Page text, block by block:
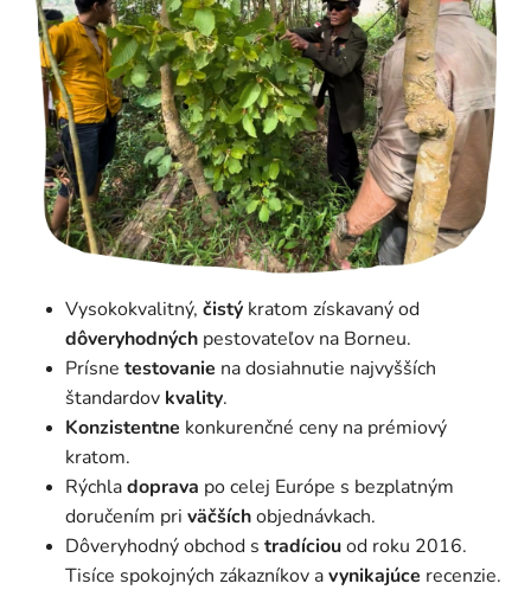
Vysokokvalitný, čistý kratom získavaný od
dôveryhodných pestovateľov na Borneu.
Prísne testovanie na dosiahnutie najvyšších
štandardov kvality.
Konzistentne konkurenčné ceny na prémiový
kratom.
Rýchladoprava po celej Európe s bezplatným
doručením pri väčšíchobjednávkach.
Dôveryhodný obchod s tradíciouod roku 2016.
Tisíce spokojných zákazníkov avynikajúce recenzie.